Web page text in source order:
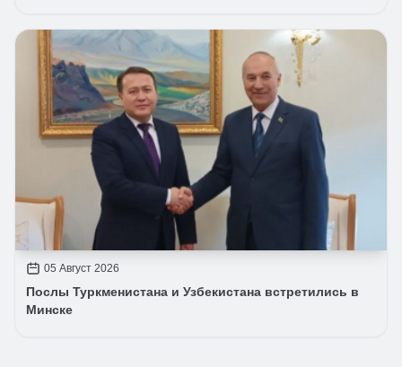
05 Август 2026
Послы Туркменистана и Узбекистана встретились в
Минске